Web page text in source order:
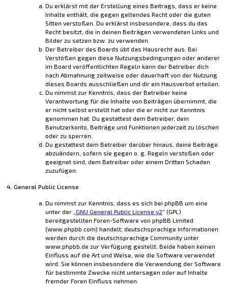
Du erklärst mit der Erstellung eines Beitrags, dass er keine
Inhalte enthält, die gegen geltendes Recht oder die guten
Sitten verstoßen. Du erklärst insbesondere, dass du das
Recht besitzt, die in deinen Beiträgen verwendeten Links und
Bilder zu setzen bzw. zu verwenden.
Der Betreiber des Boards übt das Hausrecht aus. Bei
Verstößen gegen diese Nutzungsbedingungen oder anderer
im Board veröffentlichten Regeln kann der Betreiber dich
nach Abmahnung zeitweise oder dauerhaft von der Nutzung
dieses Boards ausschließen und dir ein Hausverbot erteilen.
Du nimmst zur Kenntnis, dass der Betreiber keine
Verantwortung für die Inhalte von Beiträgen übernimmt, die
er nicht selbst erstellt hat oder die er nicht zur Kenntnis
genommen hat. Du gestattest dem Betreiber, dein
Benutzerkonto, Beiträge und Funktionen jederzeit zu löschen
oder zu sperren.
Du gestattest dem Betreiber darüber hinaus, deine Beiträge
abzuändern, sofern sie gegen o. g. Regeln verstoßen oder
geeignet sind, dem Betreiber oder einem Dritten Schaden
zuzufügen.
4. General Public License
Du nimmst zur Kenntnis, dass es sich bei phpBB um eine
unter der „ GNU General Public License v2“ (GPL)
bereitgestellten Foren-Software von phpBB Limited
(www.phpbb.com) handelt; deutschsprachige Informationen
werden durch die deutschsprachige Community unter
www.phpbb.de zur Verfügung gestellt. Beide haben keinen
Einfluss auf die Art und Weise, wie die Software verwendet
wird. Sie können insbesondere die Verwendung der Software
für bestimmte Zwecke nicht untersagen oder auf Inhalte
fremder Foren Einfluss nehmen.